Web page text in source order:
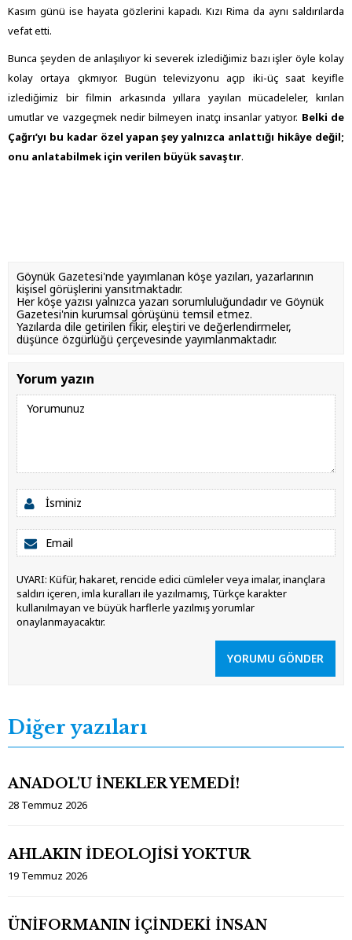
Kasım günü ise hayata gözlerini kapadı. Kızı Rima da aynı saldırılarda
vefat etti.
Bunca şeyden de anlaşılıyor ki severek izlediğimiz bazı işler öyle kolay
kolay ortaya çıkmıyor. Bugün televizyonu açıp iki-üç saat keyifle
izlediğimiz bir filmin arkasında yıllara yayılan mücadeleler, kırılan
umutlar ve vazgeçmek nedir bilmeyen inatçı insanlar yatıyor. Belki de
Çağrı’yı bu kadar özel yapan şey yalnızca anlattığı hikâye değil;
onu anlatabilmek için verilen büyük savaştır.
Göynük Gazetesi'nde yayımlanan köşe yazıları, yazarlarının
kişisel görüşlerini yansıtmaktadır.
Her köşe yazısı yalnızca yazarı sorumluluğundadır ve Göynük
Gazetesi'nin kurumsal görüşünü temsil etmez.
Yazılarda dile getirilen fikir, eleştiri ve değerlendirmeler,
düşünce özgürlüğü çerçevesinde yayımlanmaktadır.
Yorum yazın
UYARI: Küfür, hakaret, rencide edici cümleler veya imalar, inançlara
saldırı içeren, imla kuralları ile yazılmamış, Türkçe karakter
kullanılmayan ve büyük harflerle yazılmış yorumlar
onaylanmayacaktır.
YORUMU GÖNDER
Diğer yazıları
ANADOL'U İNEKLER YEMEDİ!
28 Temmuz 2026
AHLAKIN İDEOLOJİSİ YOKTUR
19 Temmuz 2026
ÜNİFORMANIN İÇİNDEKİ İNSAN